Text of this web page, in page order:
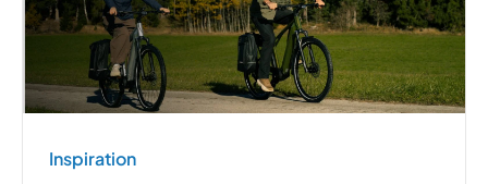
Inspiration